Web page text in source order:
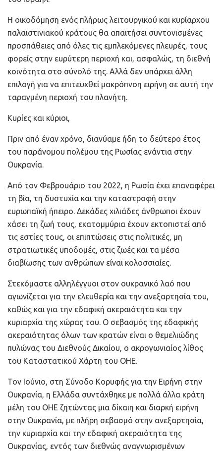
Η οικοδόμηση ενός πλήρως λειτουργικού και κυρίαρχου
παλαιστινιακού κράτους θα απαιτήσει συντονισμένες
προσπάθειες από όλες τις εμπλεκόμενες πλευρές, τους
φορείς στην ευρύτερη περιοχή και, ασφαλώς, τη διεθνή
κοινότητα στο σύνολό της. Αλλά δεν υπάρχει άλλη
επιλογή για να επιτευχθεί μακρόπνοη ειρήνη σε αυτή την
ταραγμένη περιοχή του πλανήτη.
Κυρίες και κύριοι,
Πριν από έναν χρόνο, διανύαμε ήδη το δεύτερο έτος
του παράνομου πολέμου της Ρωσίας ενάντια στην
Ουκρανία.
Από τον Φεβρουάριο του 2022, η Ρωσία έχει επαναφέρει
τη βία, τη δυστυχία και την καταστροφή στην
ευρωπαϊκή ήπειρο. Δεκάδες χιλιάδες άνθρωποι έχουν
χάσει τη ζωή τους, εκατομμύρια έχουν εκτοπιστεί από
τις εστίες τους, οι επιπτώσεις στις πολιτικές, μη
στρατιωτικές υποδομές, στις ζωές και τα μέσα
διαβίωσης των ανθρώπων είναι κολοσσιαίες.
Στεκόμαστε αλληλέγγυοι στον ουκρανικό λαό που
αγωνίζεται για την ελευθερία και την ανεξαρτησία του,
καθώς και για την εδαφική ακεραιότητα και την
κυριαρχία της χώρας του. Ο σεβασμός της εδαφικής
ακεραιότητας όλων των κρατών είναι ο θεμελιώδης
πυλώνας του Διεθνούς Δικαίου, ο ακρογωνιαίος λίθος
του Καταστατικού Χάρτη του ΟΗΕ.
Τον Ιούνιο, στη Σύνοδο Κορυφής για την Ειρήνη στην
Ουκρανία, η Ελλάδα συντάχθηκε με πολλά άλλα κράτη
μέλη του ΟΗΕ ζητώντας μια δίκαιη και διαρκή ειρήνη
στην Ουκρανία, με πλήρη σεβασμό στην ανεξαρτησία,
την κυριαρχία και την εδαφική ακεραιότητα της
Ουκρανίας, εντός των διεθνώς αναγνωρισμένων